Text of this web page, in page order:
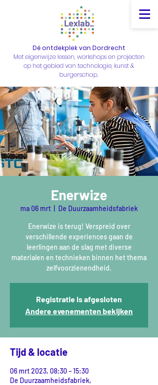
Dé ontdekplek van Dordrecht
Met eigenwijze lessen, workshops en projecten
op het gebied van technologie, kunst &
burgerschap.
Enerwize
ma 06 mrt De Duurzaamheidsfabriek
Enerwize is terug! Verspreid over
verschillende experiences gaan de
leerlingen aan de slag met diverse
materialen en technieken binnen het thema
zelfvoorzienendheid.
Registratie is afgesloten
Andere evenementen bekijken
Tijd & locatie
06 mrt 2023, 08:30 – 15:30
De Duurzaamheidsfabriek,